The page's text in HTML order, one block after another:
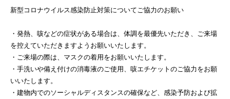
新型コロナウイルス感染防止対策についてご協力のお願い
・発熱、咳などの症状がある場合は、体調を最優先いただき、ご来場
を控えていただきますようお願いいたします。
・ご来場の際は、マスクの着用をお願いいたします。
・手洗いや備え付けの消毒液のご使用、咳エチケットのご協力をお願
いいたします。
・建物内でのソーシャルディスタンスの確保など、感染予防および拡